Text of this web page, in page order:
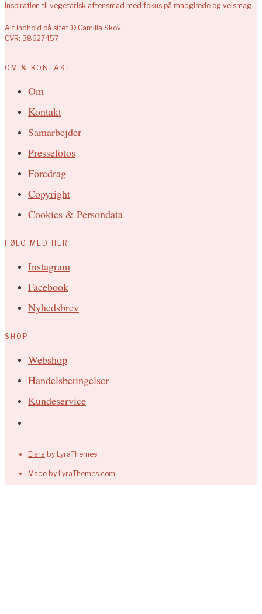
inspiration til vegetarisk aftensmad med fokus på madglæde og velsmag.
Alt indhold på sitet © Camilla Skov
CVR: 38627457
OM & KONTAKT
Om
Kontakt
Samarbejder
Pressefotos
Foredrag
Copyright
Cookies & Persondata
FØLG MED HER
Instagram
Facebook
Nyhedsbrev
SHOP
Webshop
Handelsbetingelser
Kundeservice
Elara by LyraThemes
Made by LyraThemes.com